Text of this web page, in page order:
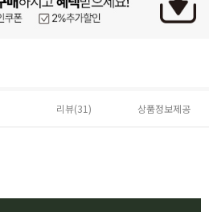
리뷰(31) 상품정보제공